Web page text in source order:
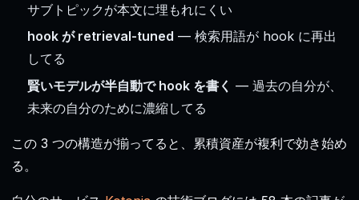
サブトピックが本文に埋もれにくい
hook が retrieval-tuned — 検索用語が hook に再出
してる
賢いモデルが半自動で hook を書く — 過去の自分が、
未来の自分のために濃縮してる
この 3 つの構造が揃ってると、累積資産が複利で効き始め
る。